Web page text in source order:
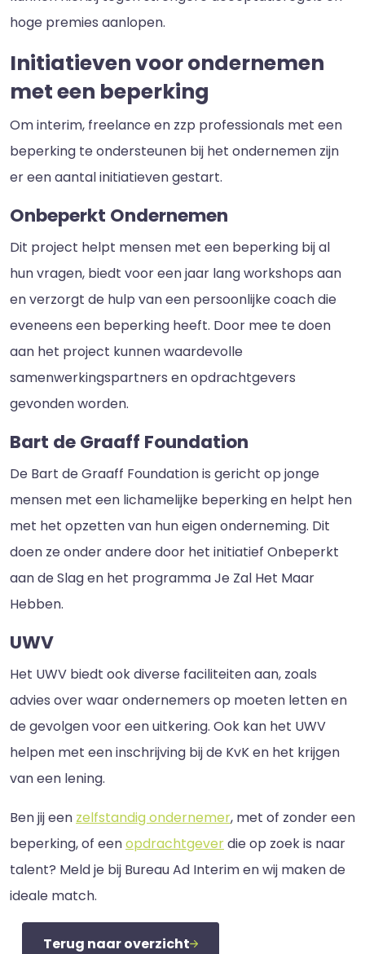
hoge premies aanlopen.
Initiatieven voor ondernemen
met een beperking
Om interim, freelance en zzp professionals met een
beperking te ondersteunen bij het ondernemen zijn
er een aantal initiatieven gestart.
Onbeperkt Ondernemen
Dit project helpt mensen met een beperking bij al
hun vragen, biedt voor een jaar lang workshops aan
en verzorgt de hulp van een persoonlijke coach die
eveneens een beperking heeft. Door mee te doen
aan het project kunnen waardevolle
samenwerkingspartners en opdrachtgevers
gevonden worden.
Bart de Graaff Foundation
De Bart de Graaff Foundation is gericht op jonge
mensen met een lichamelijke beperking en helpt hen
met het opzetten van hun eigen onderneming. Dit
doen ze onder andere door het initiatief Onbeperkt
aan de Slag en het programma Je Zal Het Maar
Hebben.
UWV
Het UWV biedt ook diverse faciliteiten aan, zoals
advies over waar ondernemers op moeten letten en
de gevolgen voor een uitkering. Ook kan het UWV
helpen met een inschrijving bij de KvK en het krijgen
van een lening.
Ben jij een zelfstandig ondernemer, met of zonder een
beperking, of eenopdrachtgeverdie op zoek is naar
talent? Meld je bij Bureau Ad Interim en wij maken de
ideale match.
Terug naar overzicht